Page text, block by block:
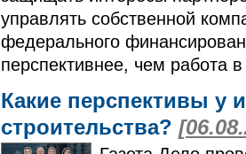
управлять собственной
федерального
перспективнее, чем работа в
Какие перспективы у
строительства?